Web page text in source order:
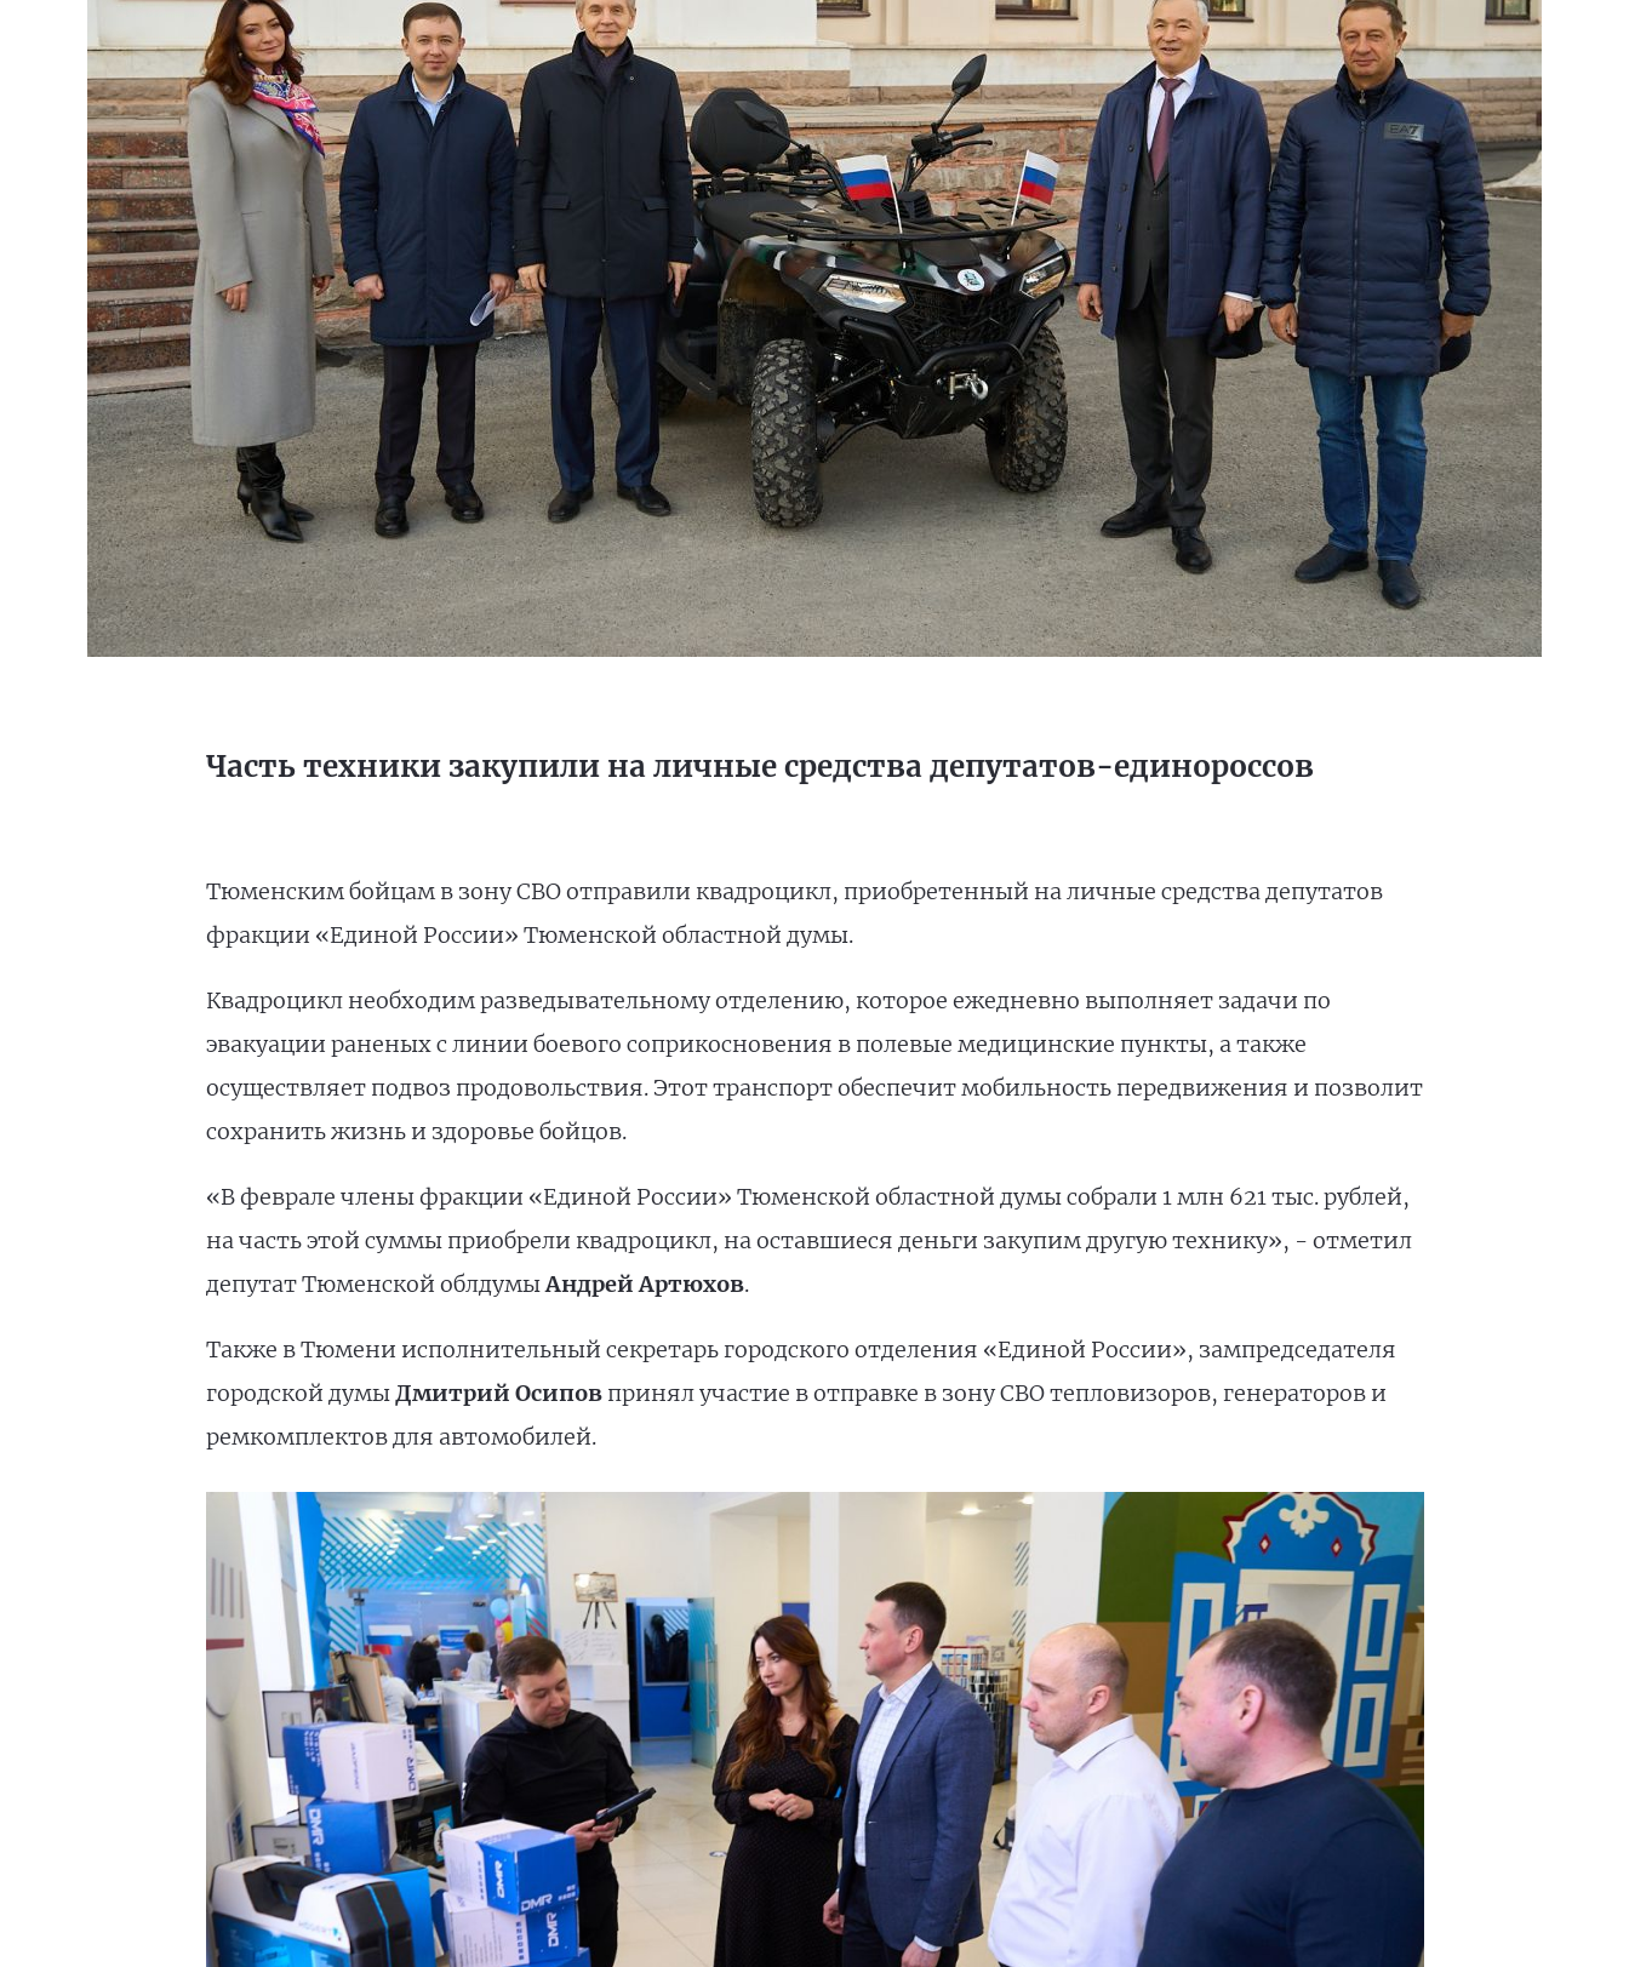
Часть техники закупили на личные средства депутатов-единороссов
Тюменским бойцам в зону СВО отправили квадроцикл, приобретенный на личные средства депутатов
фракции «Единой России» Тюменской областной думы.
Квадроцикл необходим разведывательному отделению, которое ежедневно выполняет задачи по
эвакуации раненых с линии боевого соприкосновения в полевые медицинские пункты, а также
осуществляет подвоз продовольствия. Этот транспорт обеспечит мобильность передвижения и позволит
сохранить жизнь и здоровье бойцов.
«В феврале члены фракции «Единой России» Тюменской областной думы собрали 1 млн 621 тыс. рублей,
на часть этой суммы приобрели квадроцикл, на оставшиеся деньги закупим другую технику», - отметил
депутат Тюменской облдумыАндрейАртюхов.
Также в Тюмени исполнительный секретарь городского отделения «Единой России», зампредседателя
городской думыДмитрий Осиповпринял участие в отправке в зону СВО тепловизоров, генераторов и
ремкомплектов для автомобилей.